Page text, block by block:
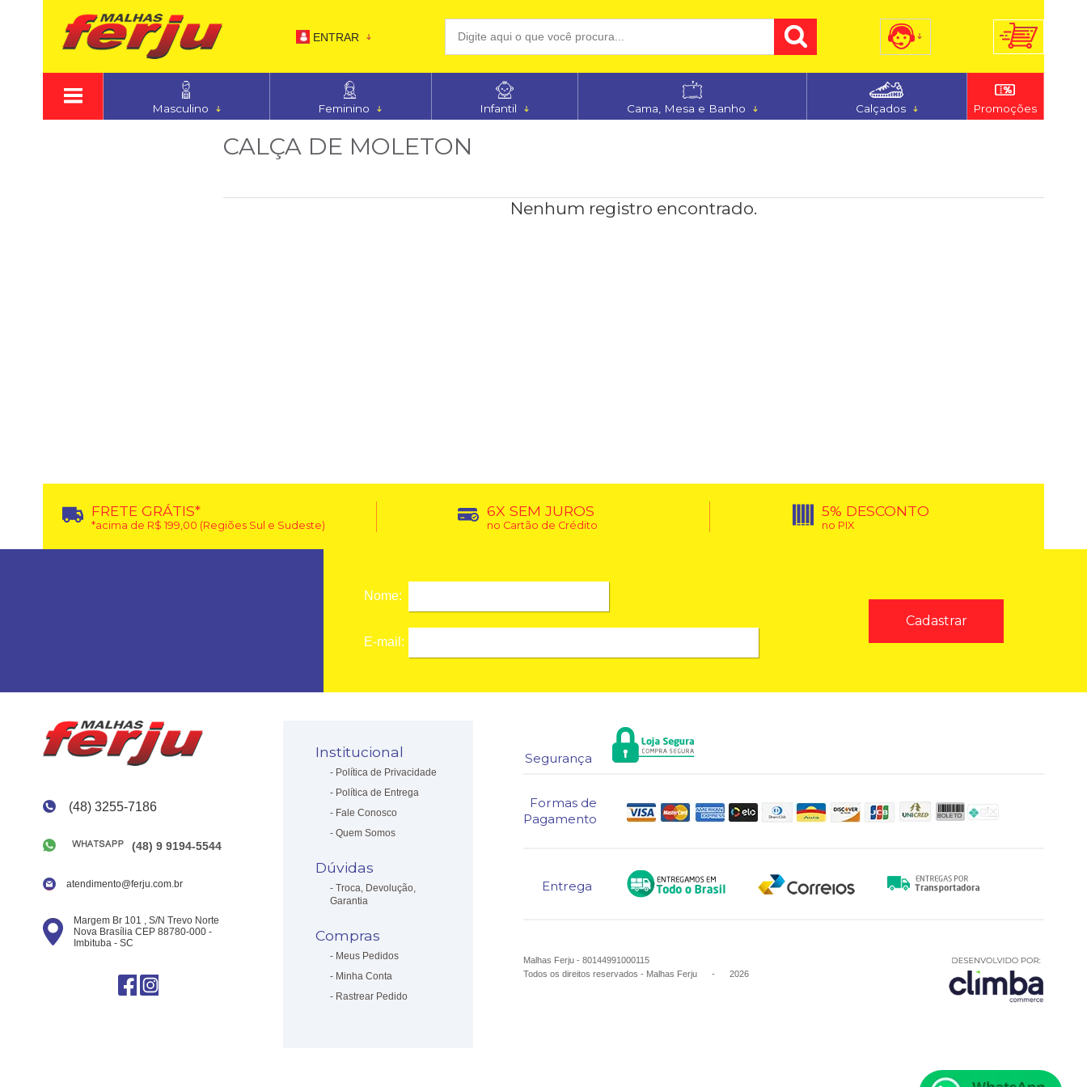
ENTRAR
(48) 3255-7186
Masculino Feminino Infantil Cama, Mesa e Banho Calçados Promoções
CALÇA DE MOLETON
Nenhum registro encontrado.
FRETE GRÁTIS*
*acima de R$ 199,00 (Regiões Sul e Sudeste)
6X SEM JUROS
no Cartão de Crédito
5% DESCONTO
no PIX
Nome:
E-mail:
(48) 3255-7186
(48) 9 9194-5544
atendimento@ferju.com.br
Margem Br 101 , S/N Trevo Norte
Nova Brasília CEP 88780-000 -
Imbituba - SC
Institucional
Política de Privacidade
Política de Entrega
Fale Conosco
Quem Somos
Dúvidas
Troca, Devolução,
Garantia
Compras
Meus Pedidos
Minha Conta
Rastrear Pedido
Segurança
Formas de
Pagamento
Entrega
Malhas Ferju - 80144991000115
Todos os direitos reservados- Malhas Ferju - 2026